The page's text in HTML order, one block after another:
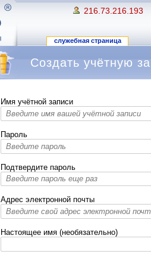
216.73.216.193
служебная страница
Создать учётную
Имя учётной записи
Пароль
Подтвердите пароль
Адрес электронной почты
Настоящее имя (необязательно)